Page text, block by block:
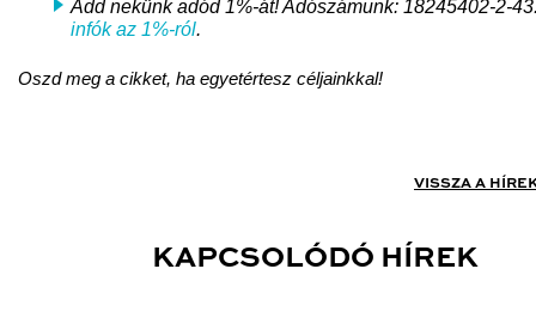
Add nekünk adód 1%-át! Adószámunk: 18245402-2-
infók az 1%-ról.
Oszd meg a cikket, ha egyetértesz céljainkkal!
VISSZA A
KAPCSOLÓDÓ HÍREK